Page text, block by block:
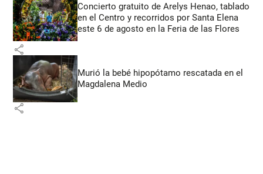
Concierto gratuito de Arelys Henao, tablado
en el Centro y recorridos por Santa Elena
este 6 de agosto en la Feria de las Flores
share
Murió la bebé hipopótamo rescatada en el
Magdalena Medio
share